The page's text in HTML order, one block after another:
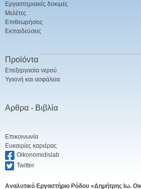
Εργαστηριακές δοκιμές
Μελέτες
Επιθεωρήσεις
Εκπαιδεύσεις
Προϊόντα
Επεξεργασία νερού
Υγιεινή και ασφάλεια
Αρθρα - Βιβλία
Επικοινωνία
Ευκαιρίες καριέρας
Oikonomidislab
Twitter
Αναλυτικό Εργαστήριο Ρόδου «Δημήτρης Ιω.